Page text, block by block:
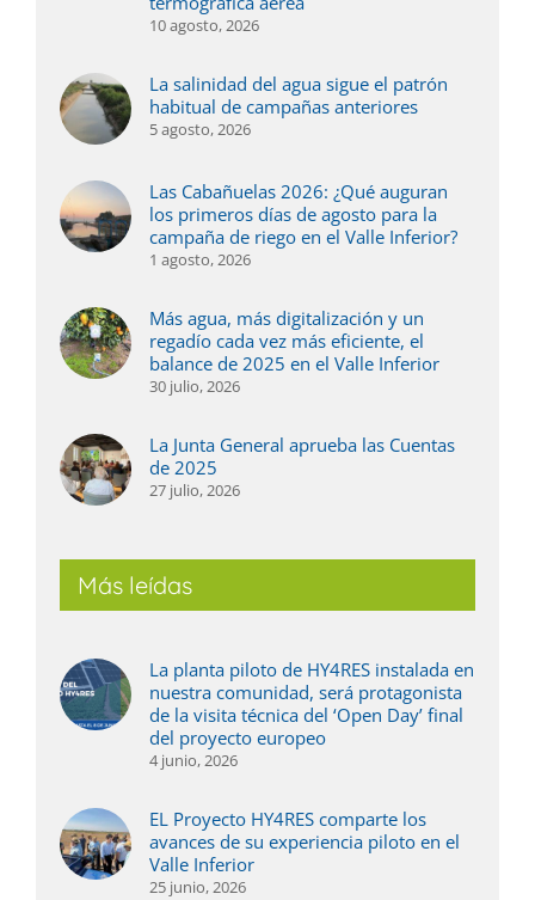
10 agosto, 2026
La salinidad del agua sigue el patrón
habitual de campañas anteriores
5 agosto, 2026
Las Cabañuelas 2026: ¿Qué auguran
los primeros días de agosto para la
campaña de riego en el Valle Inferior?
1 agosto, 2026
Más agua, más digitalización y un
regadío cada vez más eficiente, el
balance de 2025 en el Valle Inferior
30 julio, 2026
La Junta General aprueba las Cuentas
de 2025
27 julio, 2026
Más leídas
La planta piloto de HY4RES instalada en
nuestra comunidad, será protagonista
de la visita técnica del ‘Open Day’ final
del proyecto europeo
4 junio, 2026
EL Proyecto HY4RES comparte los
avances de su experiencia piloto en el
Valle Inferior
25 junio, 2026